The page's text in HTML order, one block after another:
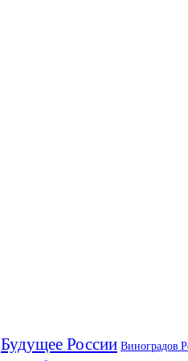
Будущее России Виноградов